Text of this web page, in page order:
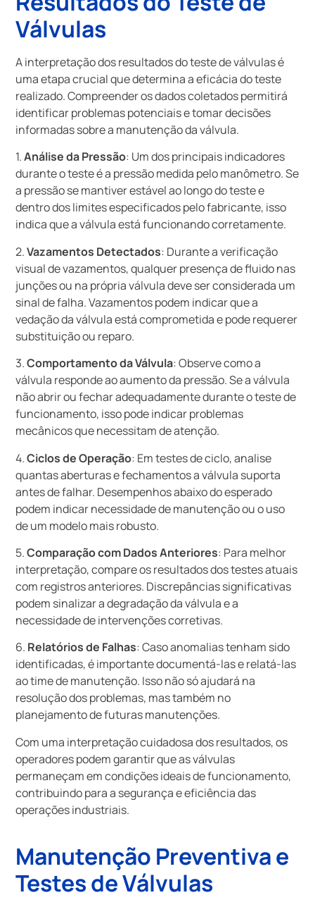
Válvulas
A interpretação dos resultados do teste de válvulas é
uma etapa crucial que determina a eficácia do teste
realizado. Compreender os dados coletados permitirá
identificar problemas potenciais e tomar decisões
informadas sobre a manutenção da válvula.
1.Análise da Pressão: Um dos principais indicadores
durante o teste é a pressão medida pelo manômetro. Se
a pressão se mantiver estável ao longo do teste e
dentro dos limites especificados pelo fabricante, isso
indica que a válvula está funcionando corretamente.
2.Vazamentos Detectados: Durante a verificação
visual de vazamentos, qualquer presença de fluido nas
junções ou na própria válvula deve ser considerada um
sinal de falha. Vazamentos podem indicar que a
vedação da válvula está comprometida e pode requerer
substituição ou reparo.
3.Comportamento da Válvula: Observe como a
válvula responde ao aumento da pressão. Se a válvula
não abrir ou fechar adequadamente durante o teste de
funcionamento, isso pode indicar problemas
mecânicos que necessitam de atenção.
4.Ciclos de Operação: Em testes de ciclo, analise
quantas aberturas e fechamentos a válvula suporta
antes de falhar. Desempenhos abaixo do esperado
podem indicar necessidade de manutenção ou o uso
de um modelo mais robusto.
5.Comparação com Dados Anteriores: Para melhor
interpretação, compare os resultados dos testes atuais
com registros anteriores. Discrepâncias significativas
podem sinalizar a degradação da válvula e a
necessidade de intervenções corretivas.
6. Relatórios de Falhas: Caso anomalias tenham sido
identificadas, é importante documentá-las e relatá-las
ao time de manutenção. Isso não só ajudará na
resolução dos problemas, mas também no
planejamento de futuras manutenções.
Com uma interpretação cuidadosa dos resultados, os
operadores podem garantir que as válvulas
permaneçam em condições ideais de funcionamento,
contribuindo para a segurança e eficiência das
operações industriais.
Manutenção Preventiva e
Testes de Válvulas